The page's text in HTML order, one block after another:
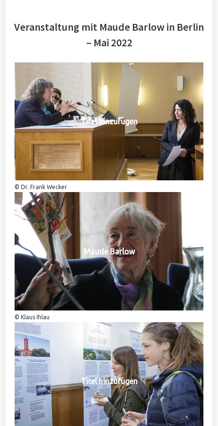
Veranstaltung mit Maude Barlow in Berlin
– Mai 2022
Titel hinzufügen
© Dr. Frank Wecker
Maude Barlow
© Klaus Ihlau
Titel hinzufügen